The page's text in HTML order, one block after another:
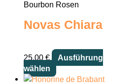
Bourbon Rosen
Novas Chiara
25,00 €
Ausführung
wählen
Dieses
Produkt